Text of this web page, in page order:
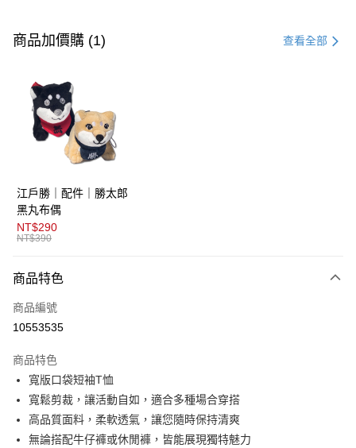
信用卡一次付款
LINE Pay
AFTEE先享後付
【關於「AFTEE先享後付」】
便利好安心！
１．簡單：不需註冊會員、不需綁卡、不需儲值。
２．便利：只要手機號碼，簡訊認證，即可結帳。
３．安心：先確認商品／服務後，再付款。
１．於結帳方式選擇「AFTEE先享後付」後，將跳轉至「AFTEE先享後付」
２．訂單成立數日內，您將收到繳費通知簡訊。
３．收到繳費通知簡訊後14天內，點擊此簡訊中的連結，可透過四大超商／
購買商品的店家。未經商家同意取消之訂單仍視為有效，需透過AFTEE先享
後付繳納相關費用。
※ 交易是否成功請以「AFTEE先享後付 」之結帳頁面顯示為準，若有關於
是否繳費成功／繳費後需取消欲退款等相關疑問，請聯繫「AFTEE先享後付
客戶支援中心」 https://netprotections.freshdesk.com/support/home
運送方式
全家取貨付款
免運費
免運費
付款後萊爾富取貨
免運費
7-11取貨付款
商品加價購 (1) 查看全部
江戶勝｜配件｜勝太郎
黑丸布偶
NT$290
NT$390
商品特色
商品編號
10553535
商品特色
寬版口袋短袖T恤
寬鬆剪裁，讓活動自如，適合多種場合穿搭
高品質面料，柔軟透氣，讓您隨時保持清爽
無論搭配牛仔褲或休閒褲，皆能展現獨特魅力